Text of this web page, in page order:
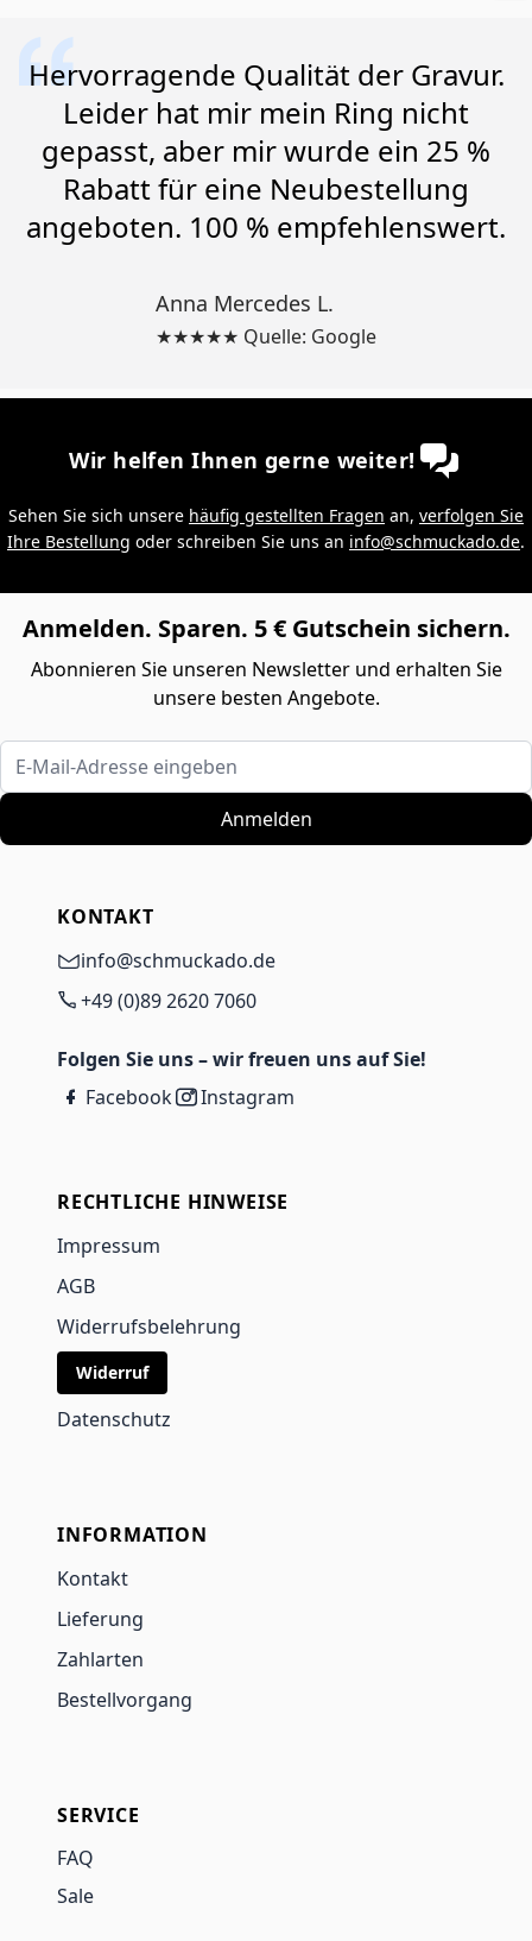
Hervorragende Qualität der Gravur.
Leider hat mir mein Ring nicht
gepasst, aber mir wurde ein 25 %
Rabatt für eine Neubestellung
angeboten. 100 % empfehlenswert.
Anna Mercedes L.
★★★★★ Quelle: Google
Wir helfen Ihnen gerne weiter!
Sehen Sie sich unsere häufig gestellten Fragen an, verfolgen Sie
Ihre Bestellung oder schreiben Sie uns an info@schmuckado.de.
Anmelden. Sparen. 5 € Gutschein sichern.
Abonnieren Sie unseren Newsletter und erhalten Sie
unsere besten Angebote.
E-Mail-Adresse eingeben
Anmelden
KONTAKT
info@schmuckado.de
+49 (0)89 2620 7060
Folgen Sie uns – wir freuen uns auf Sie!
Facebook
Instagram
RECHTLICHE HINWEISE
Impressum
AGB
Widerrufsbelehrung
Widerruf
Datenschutz
INFORMATION
Kontakt
Lieferung
Zahlarten
Bestellvorgang
SERVICE
FAQ
Sale